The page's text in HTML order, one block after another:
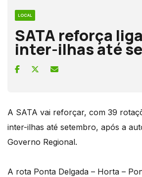
LOCAL
SATA reforça
inter-ilhas até
A SATA vai reforçar, com 39
inter-ilhas até setembro, após a
Governo Regional.
A rota Ponta Delgada – Horta –